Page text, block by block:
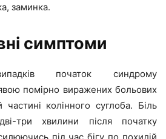
заминка.
симптоми
початок синдрому
помірно виражених больових
частині колінного суглоба. Біль
три хвилини після початку